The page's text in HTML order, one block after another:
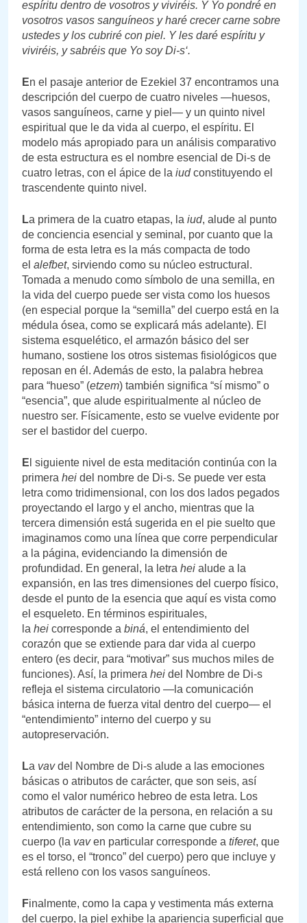
espíritu dentro de vosotros y viviréis. Y Yo pondré en
vosotros vasos sanguíneos y haré crecer carne sobre
ustedes y los cubriré con piel. Y les daré espíritu y
viviréis, y sabréis que Yo soy Di-s‘.
En el pasaje anterior de Ezekiel 37 encontramos una
descripción del cuerpo de cuatro niveles —huesos,
vasos sanguíneos, carne y piel— y un quinto nivel
espiritual que le da vida al cuerpo, el espíritu. El
modelo más apropiado para un análisis comparativo
de esta estructura es el nombre esencial de Di-s de
cuatro letras, con el ápice de la iudconstituyendo el
trascendente quinto nivel.
La primera de la cuatro etapas, la iud, alude al punto
de conciencia esencial y seminal, por cuanto que la
forma de esta letra es la más compacta de todo
el alefbet, sirviendo como su núcleo estructural.
Tomada a menudo como símbolo de una semilla, en
la vida del cuerpo puede ser vista como los huesos
(en especial porque la “semilla” del cuerpo está en la
médula ósea, como se explicará más adelante). El
sistema esquelético, el armazón básico del ser
humano, sostiene los otros sistemas fisiológicos que
reposan en él. Además de esto, la palabra hebrea
para “hueso” (etzem) también significa “sí mismo” o
“esencia”, que alude espiritualmente al núcleo de
nuestro ser. Físicamente, esto se vuelve evidente por
ser el bastidor del cuerpo.
E l siguiente nivel de esta meditación continúa con la
primera hei del nombre de Di-s. Se puede ver esta
letra como tridimensional, con los dos lados pegados
proyectando el largo y el ancho, mientras que la
tercera dimensión está sugerida en el pie suelto que
imaginamos como una línea que corre perpendicular
a la página, evidenciando la dimensión de
profundidad. En general, la letra hei alude a la
expansión, en las tres dimensiones del cuerpo físico,
desde el punto de la esencia que aquí es vista como
el esqueleto. En términos espirituales,
la hei corresponde a biná, el entendimiento del
corazón que se extiende para dar vida al cuerpo
entero (es decir, para “motivar” sus muchos miles de
funciones). Así, la primera hei del Nombre de Di-s
refleja el sistema circulatorio —la comunicación
básica interna de fuerza vital dentro del cuerpo— el
“entendimiento” interno del cuerpo y su
autopreservación.
La vavdel Nombre de Di-s alude a las emociones
básicas o atributos de carácter, que son seis, así
como el valor numérico hebreo de esta letra. Los
atributos de carácter de la persona, en relación a su
entendimiento, son como la carne que cubre su
cuerpo (la vaven particular corresponde a tiferet, que
es el torso, el “tronco” del cuerpo) pero que incluye y
está relleno con los vasos sanguíneos.
Finalmente, como la capa y vestimenta más externa
del cuerpo, la piel exhibe la apariencia superficial que